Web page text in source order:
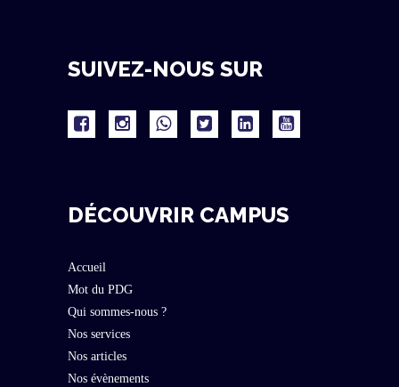
SUIVEZ-NOUS SUR
DÉCOUVRIR CAMPUS
Accueil
Mot du PDG
Qui sommes-nous ?
Nos services
Nos articles
Nos évènements